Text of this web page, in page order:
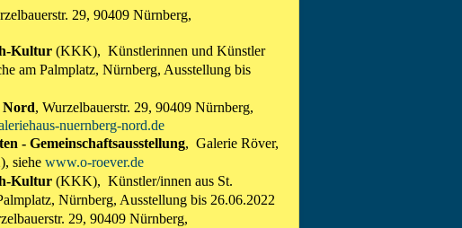
29, 90409 Nürnberg,
Kultur (KKK), Künstlerinnen und Künstler
am Palmplatz, Nürnberg, Ausstellung bis
Nord, Wurzelbauerstr. 29, 90409 Nürnberg,
nuernberg-nord.de
- Gemeinschaftsausstellung, Galerie Röver,
siehe www.o-roever.de
Kultur (KKK), Künstler/innen aus St.
Nürnberg, Ausstellung bis 26.06.2022
29, 90409 Nürnberg,